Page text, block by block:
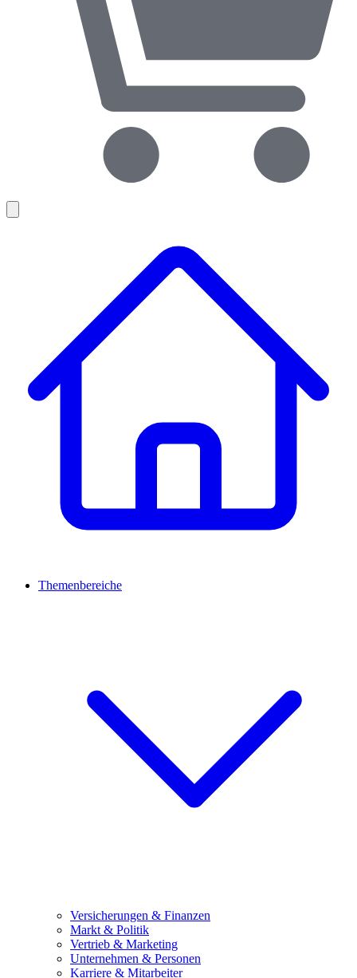
Themenbereiche
Versicherungen & Finanzen
Markt & Politik
Vertrieb & Marketing
Unternehmen & Personen
Karriere & Mitarbeiter